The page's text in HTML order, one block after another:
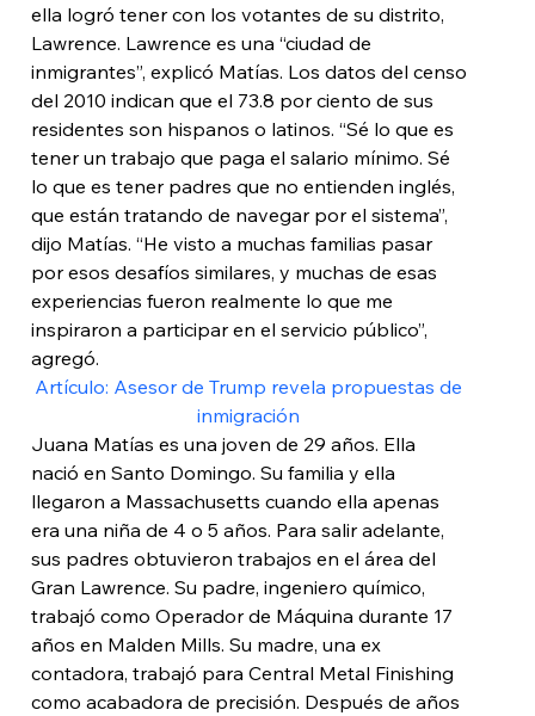
ella logró tener con los votantes de su distrito,
Lawrence. Lawrence es una “ciudad de
inmigrantes”, explicó Matías. Los datos del censo
del 2010 indican que el 73.8 por ciento de sus
residentes son hispanos o latinos. “Sé lo que es
tener un trabajo que paga el salario mínimo. Sé
lo que es tener padres que no entienden inglés,
que están tratando de navegar por el sistema”,
dijo Matías. “He visto a muchas familias pasar
por esos desafíos similares, y muchas de esas
experiencias fueron realmente lo que me
inspiraron a participar en el servicio público”,
agregó.
Artículo: Asesor de Trump revela propuestas de
inmigración
Juana Matías es una joven de 29 años. Ella
nació en Santo Domingo. Su familia y ella
llegaron a Massachusetts cuando ella apenas
era una niña de 4 o 5 años. Para salir adelante,
sus padres obtuvieron trabajos en el área del
Gran Lawrence. Su padre, ingeniero químico,
trabajó como Operador de Máquina durante 17
años en Malden Mills. Su madre, una ex
contadora, trabajó para Central Metal Finishing
como acabadora de precisión. Después de años